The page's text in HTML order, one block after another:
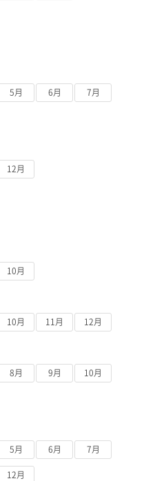
5月 6月 7月
12月
10月
10月 11月 12月
8月 9月 10月
5月 6月 7月
12月